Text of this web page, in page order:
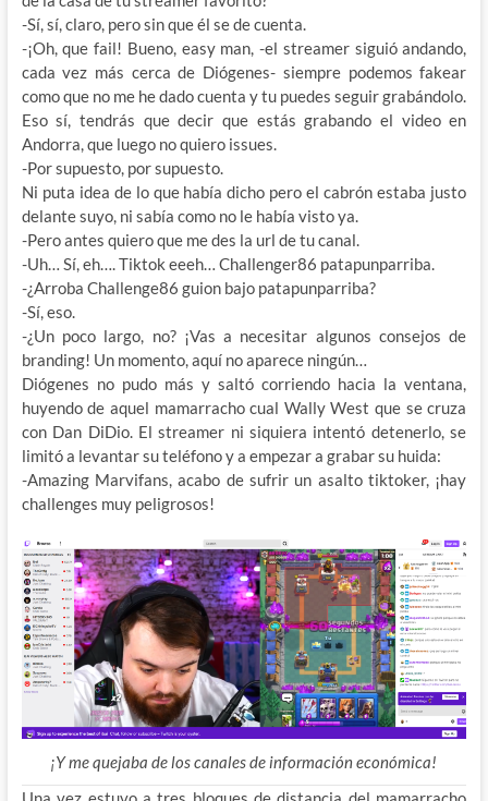
-Sí, sí, claro, pero sin que él se de cuenta.
-¡Oh, que fail! Bueno, easy man, -el streamer siguió andando,
cada vez más cerca de Diógenes- siempre podemos fakear
como que no me he dado cuenta y tu puedes seguir grabándolo.
Eso sí, tendrás que decir que estás grabando el video en
Andorra, que luego no quiero issues.
-Por supuesto, por supuesto.
Ni puta idea de lo que había dicho pero el cabrón estaba justo
delante suyo, ni sabía como no le había visto ya.
-Pero antes quiero que me des la url de tu canal.
-Uh… Sí, eh…. Tiktok eeeh… Challenger86 patapunparriba.
-¿Arroba Challenge86 guion bajo patapunparriba?
-Sí, eso.
-¿Un poco largo, no? ¡Vas a necesitar algunos consejos de
branding! Un momento, aquí no aparece ningún…
Diógenes no pudo más y saltó corriendo hacia la ventana,
huyendo de aquel mamarracho cual Wally West que se cruza
con Dan DiDio. El streamer ni siquiera intentó detenerlo, se
limitó a levantar su teléfono y a empezar a grabar su huida:
-Amazing Marvifans, acabo de sufrir un asalto tiktoker, ¡hay
challenges muy peligrosos!
¡Y me quejaba de los canales de información económica!